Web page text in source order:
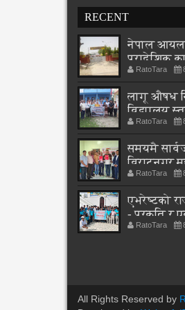
RECENT
नेपाल आयल
प्रादेशिक
RatoTara
लागू औषध
विद्यालय
शुरुRatoTara
समयमै
विराटनगर
पुस्तिका,
प्रक्रिया
RatoTara
एभरेष्टको
- प्रकृति र
पाठशाला
RatoTara
All Rights Reserved by